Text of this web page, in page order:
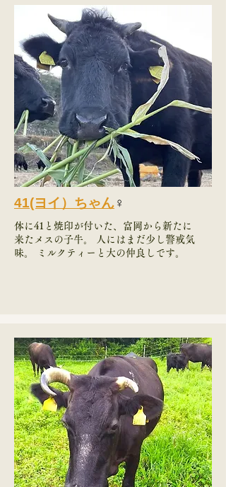
41(ヨイ）ちゃん♀
体に41と焼印が付いた、富岡から新たに
来たメスの子牛。 人にはまだ少し警戒気
味。 ミルクティーと大の仲良しです。